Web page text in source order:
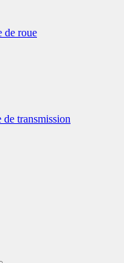
de roue
de transmission